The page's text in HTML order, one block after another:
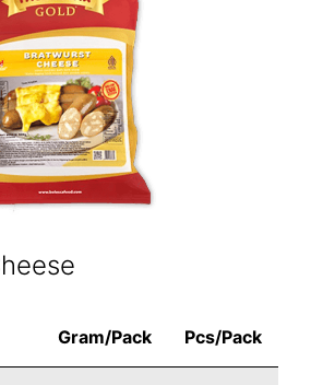
Gram/Pack Pcs/Pack